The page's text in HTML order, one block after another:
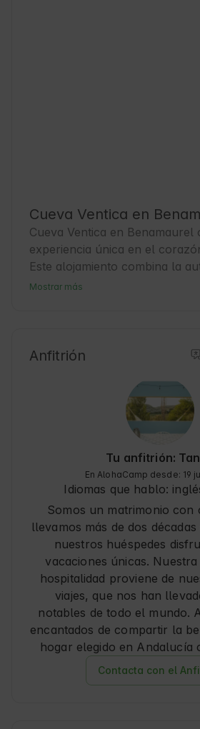
Cueva Ventica en
Cueva Ventica en Benamaurel
experiencia única en el
Este alojamiento combina la
vivienda tradicional con la
explorar la cultura local y
Huéspedes pueden planear
paisajes naturales y descubrir
sorprendentes de la región.
Mostrar más
Anfitrión
Tu anfitrión:
En AlohaCamp desde: 19
Idiomas que hablo:
Somos un matrimonio con
llevamos más de dos
nuestros huéspedes
vacaciones únicas.
hospitalidad proviene de
viajes, que nos han
notables de todo el mundo.
encantados de compartir la
hogar elegido en Andalucía
Contacta con el